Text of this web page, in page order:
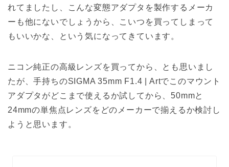
れてましたし、こんな変態アダプタを製作するメーカ
ーも他にないでしょうから、こいつを買ってしまって
もいいかな、という気になってきています。
ニコン純正の高級レンズを買ってから、とも思いまし
たが、手持ちのSIGMA 35mm F1.4 | Artでこのマウント
アダプタがどこまで使えるか試してから、50mmと
24mmの単焦点レンズをどのメーカーで揃えるか検討し
ようと思います。